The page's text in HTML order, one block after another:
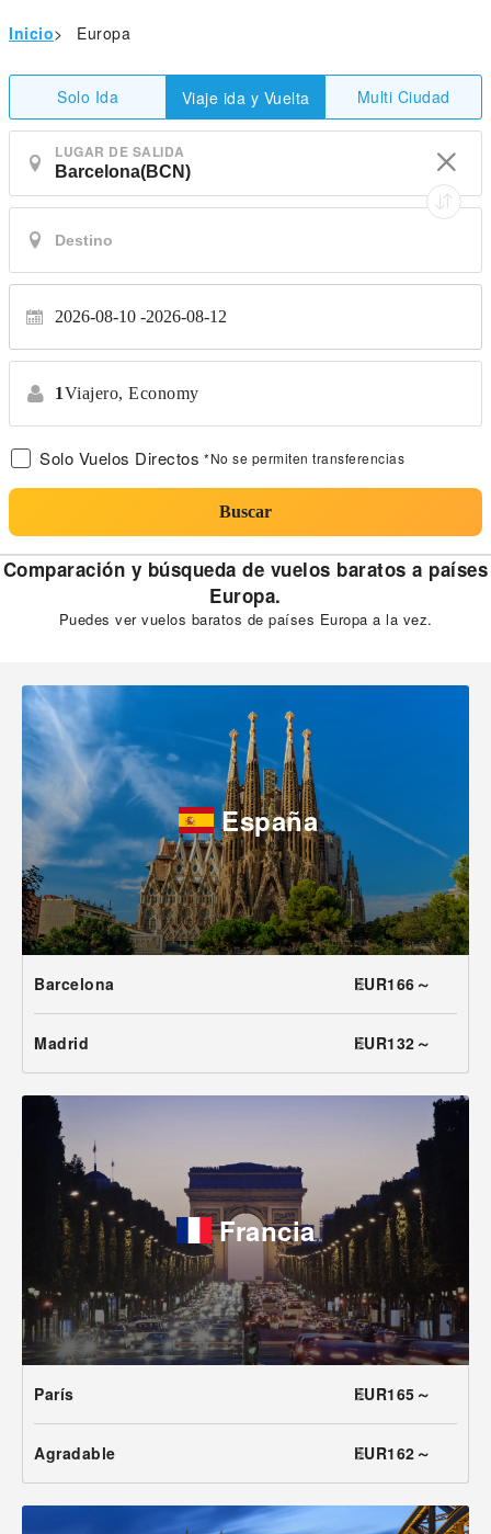
Inicio> Europa
Solo Ida Viaje ida y Vuelta Multi Ciudad
LUGAR DE SALIDA
2026-08-10 2026-08-12
1Viajero, Economy
Solo Vuelos Directos *No se permiten transferencias
Buscar
Comparación y búsqueda de vuelos baratos a países
Europa.
Puedes ver vuelos baratos de países Europa a la vez.
España
Barcelona EUR166～
Madrid EUR132～
Francia
París EUR165～
Agradable EUR162～